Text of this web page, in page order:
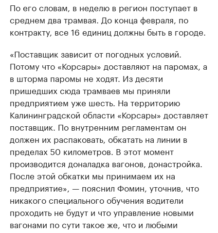
По его словам, в неделю в регион поступает в
среднем два трамвая. До конца февраля, по
контракту, все 16 единиц должны быть в городе.
«Поставщик зависит от погодных условий.
Потому что «Корсары» доставляют на паромах, а
в шторма паромы не ходят. Из десяти
пришедших сюда трамваев мы приняли
предприятием уже шесть. На территорию
Калининградской области «Корсары» доставляет
поставщик. По внутренним регламентам он
должен их распаковать, обкатать на линии в
пределах 50 километров. В этот момент
производится доналадка вагонов, донастройка.
После этой обкатки мы принимаем их на
предприятие», — пояснил Фомин, уточнив, что
никакого специального обучения водители
проходить не будут и что управление новыми
вагонами по сути такое же, что и любыми